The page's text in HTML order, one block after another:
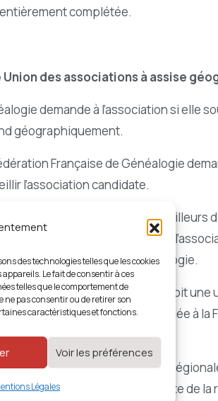
des technologies telles que les cookies
Le fait de consentir à ces
telles que le comportement de
ne pas consentir ou de retirer son
caractéristiques et fonctions.
Voir les préférences
Légales
complétée.
des associations à assise
demande à l’association si elle
géographiquement.
Française de Généalogie
l’association candidate.
d’adhésion dans les meilleurs
Si la réponse est positive,
Française de Généalogie.
amène l’association à intégrer soit
le Collège C et elle est affiliée à la
candidate de rejoindre l’Union
union limitrophe qui accepte de la